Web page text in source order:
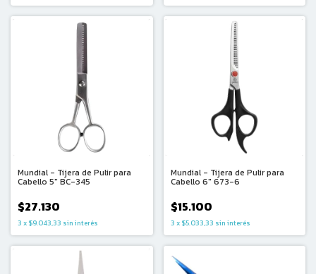
Mundial - Tijera de Pulir para
Cabello 5″ BC-345
$27.130
3 x $9.043,33 sin interés
Mundial - Tijera de Pulir para
Cabello 6″ 673-6
$15.100
3 x $5.033,33 sin interés